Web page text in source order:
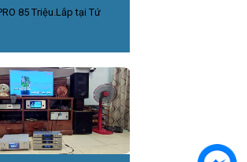
85 Triệu.Lắp tại Tứ